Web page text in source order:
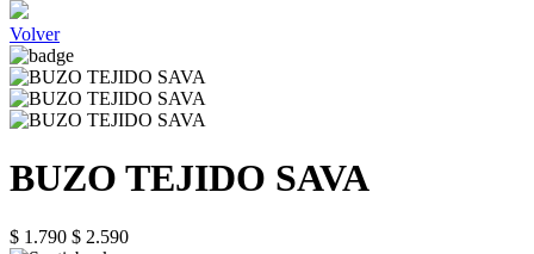
Volver
BUZO TEJIDO SAVA
$ 1.790 $ 2.590